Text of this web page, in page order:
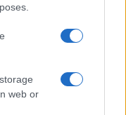
web or